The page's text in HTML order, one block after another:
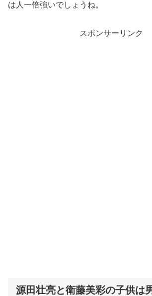
は人一倍強いでしょうね。
スポンサーリンク
源田壮亮と衛藤美彩の子供は